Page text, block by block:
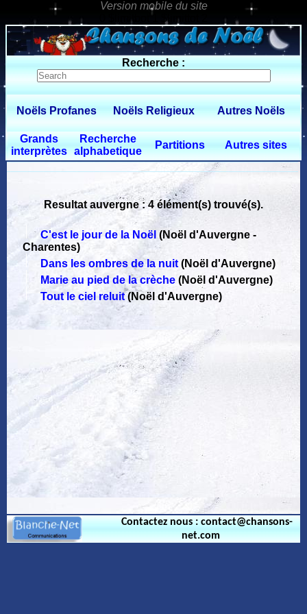
0 $limitbot 1 $limittot 2
Recherche :
Noëls Profanes Noëls Religieux Autres Noëls
Grands
interprètes
Recherche
alphabetique
Partitions Autres sites
Resultat auvergne : 4 élément(s) trouvé(s).
C'est le jour de la Noël (Noël d'Auvergne -
Charentes)
Dans les ombres de la nuit (Noël d'Auvergne)
Marie au pied de la crèche (Noël d'Auvergne)
Tout le ciel reluit (Noël d'Auvergne)
Contactez nous : contact@chansons-
net.com